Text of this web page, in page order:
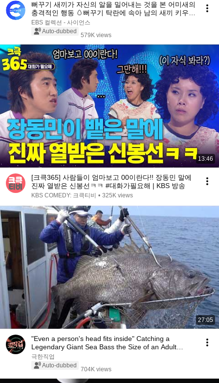
뻐꾸기 새끼가 자신의 알을 밀어내는 것을 본 어미새의
충격적인 행동 🥚뻐꾸기 탁란에 속아 남의 새끼 키우는
딱새 | 다큐프라임
EBS 컬렉션 - 사이언스
Auto-dubbed
579K views
13:46
[크큭365] 사람들이 엄마보고 00이란다!! 장동민 말에
진짜 열받은 신봉선ㅋㅋ #대화가필요해 | KBS 방송
KBS COMEDY: 크큭티비 • 325K views
27:05
"Even a person's head fits inside" Catching a
Legendary Giant Sea Bass the Size of an Adult
Human
극한직업
Auto-dubbed
704K views